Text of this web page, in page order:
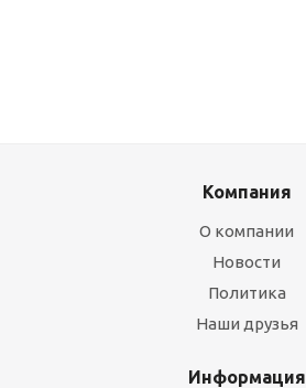
Компания
О компании
Новости
Политика
Наши друзья
Информация